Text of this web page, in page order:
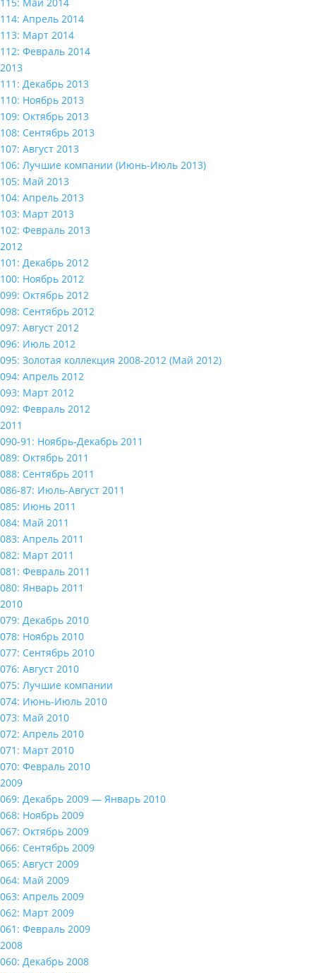
114: Апрель 2014
113: Март 2014
112: Февраль 2014
2013
111: Декабрь 2013
110: Ноябрь 2013
109: Октябрь 2013
108: Сентябрь 2013
107: Август 2013
106: Лучшие компании (Июнь-Июль 2013)
105: Май 2013
104: Апрель 2013
103: Март 2013
102: Февраль 2013
2012
101: Декабрь 2012
100: Ноябрь 2012
099: Октябрь 2012
098: Сентябрь 2012
097: Август 2012
096: Июль 2012
095: Золотая коллекция 2008-2012 (Май 2012)
094: Апрель 2012
093: Март 2012
092: Февраль 2012
2011
090-91: Ноябрь-Декабрь 2011
089: Октябрь 2011
088: Сентябрь 2011
086-87: Июль-Август 2011
085: Июнь 2011
084: Май 2011
083: Апрель 2011
082: Март 2011
081: Февраль 2011
080: Январь 2011
2010
079: Декабрь 2010
078: Ноябрь 2010
077: Сентябрь 2010
076: Август 2010
075: Лучшие компании
074: Июнь-Июль 2010
073: Май 2010
072: Апрель 2010
071: Март 2010
070: Февраль 2010
2009
069: Декабрь 2009 — Январь 2010
068: Ноябрь 2009
067: Октябрь 2009
066: Сентябрь 2009
065: Август 2009
064: Май 2009
063: Апрель 2009
062: Март 2009
061: Февраль 2009
2008
060: Декабрь 2008